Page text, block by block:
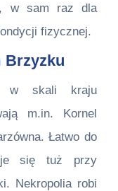
w sam raz dla
fizycznej.
Brzyzku
w skali kraju
m.in. Kornel
Łatwo do
się tuż przy
Nekropolia robi